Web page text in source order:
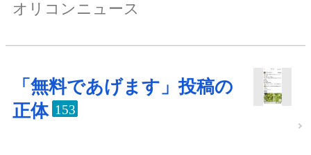
オリコンニュース
「無料であげます」投稿の
正体 153